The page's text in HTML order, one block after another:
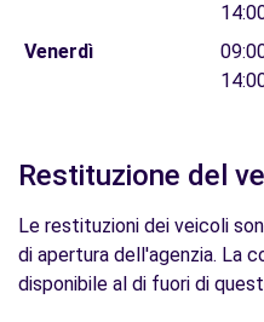
Venerdì
Restituzione del
Le restituzioni dei veicoli
di apertura dell'agenzia. La
disponibile al di fuori di